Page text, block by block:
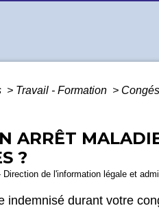
> Travail - Formation >
ARRÊT
?
de l'information légale et
indemnisé durant votre